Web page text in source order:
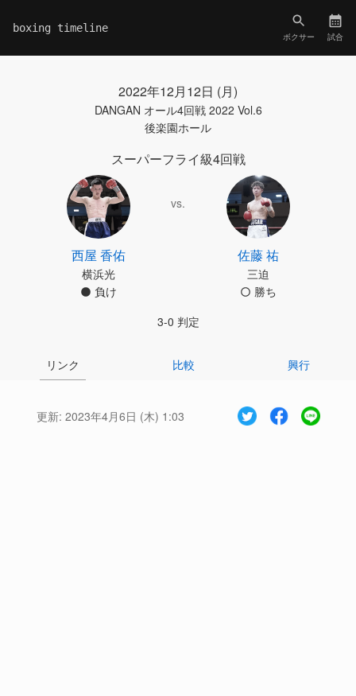
boxing timeline
ボクサー 試合
2022年12月12日 (月)
DANGAN オール4回戦 2022 Vol.6
後楽園ホール
スーパーフライ級4回戦
西屋 香佑
横浜光
負け
vs.
佐藤 祐
三迫
勝ち
3-0 判定
リンク 比較 興行
更新: 2023年4月6日 (木) 1:03